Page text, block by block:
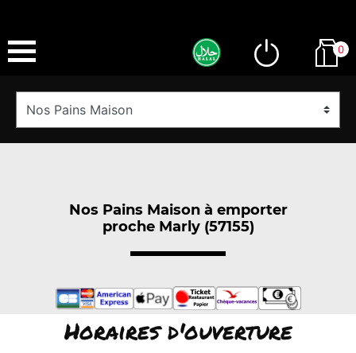
0
Nos Pains Maison à emporter
proche Marly (57155)
Horaires d'ouverture